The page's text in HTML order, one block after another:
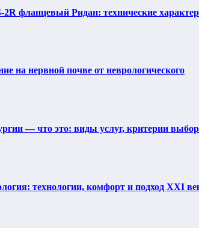
фланцевый Ридан: технические
на нервной почве от неврологического
— что это: виды услуг, критерии
технологии, комфорт и подход XXI